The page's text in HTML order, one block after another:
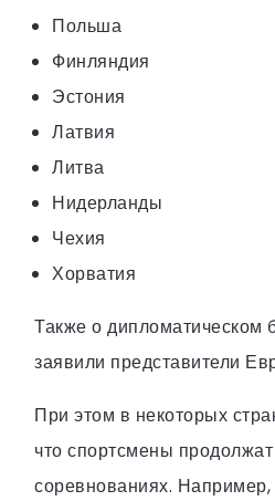
Польша
Финляндия
Эстония
Латвия
Литва
Нидерланды
Чехия
Хорватия
Также о дипломатическом
заявили представители
При этом в некоторых
что спортсмены
соревнованиях.